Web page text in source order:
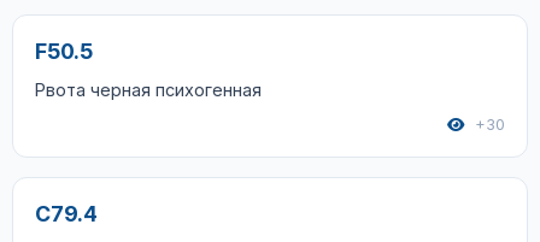
F50.5
Рвота черная психогенная
+30
C79.4